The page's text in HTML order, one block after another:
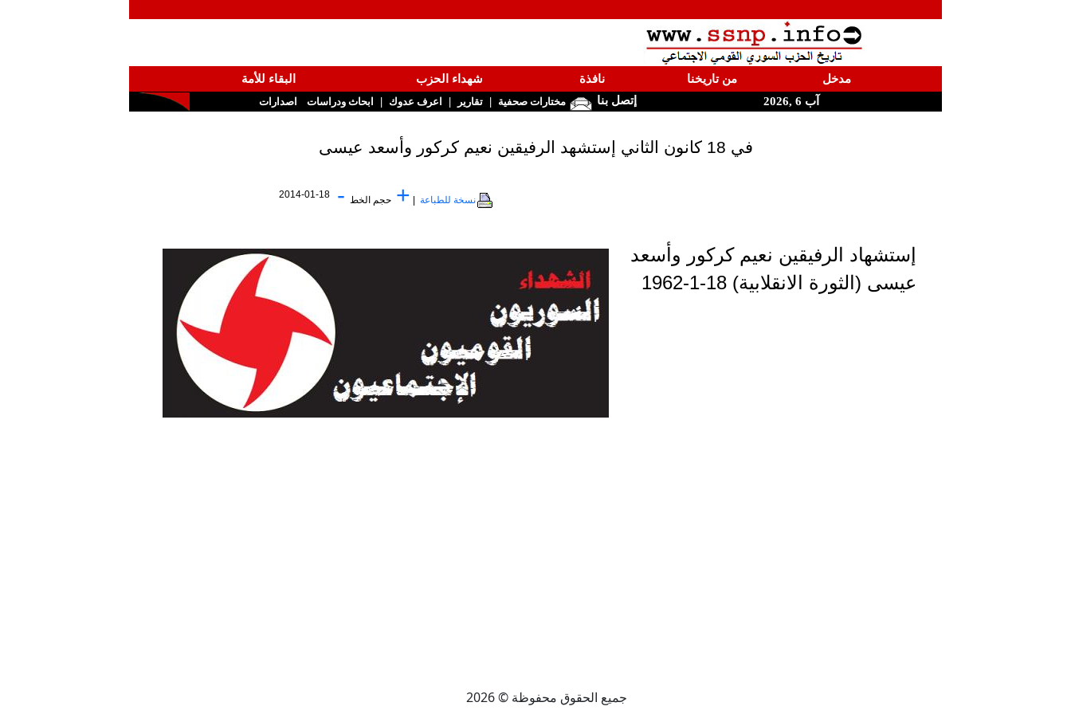
مدخل من تاريخنا نافذة شهداء الحزب
البقاء للأمة
آب 6 ,2026
إتصل بنا مختارات صحفية | تقارير | اعرف عدوك | ابحاث ودراسات اصدارات
في 18 كانون الثاني إستشهد الرفيقين نعيم كركور وأسعد عيسى
نسخة للطباعة + حجم الخط -
2014-01-18
إستشهاد الرفيقين نعيم كركور وأسعد
عيسى (الثورة الانقلابية) 18-1-1962
جميع الحقوق محفوظة © 2026